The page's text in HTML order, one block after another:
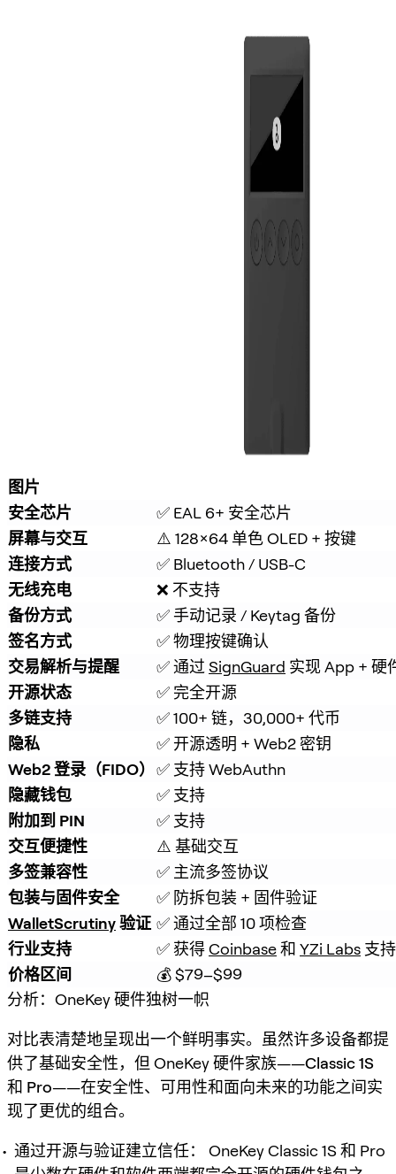
图片
安全芯片
✅ EAL 6+ 安全芯片
屏幕与交互
⚠️ 128×64 单色 OLED + 按键
连接方式
✅ Bluetooth / USB-C
无线充电
❌ 不支持
备份方式
✅ 手动记录 / Keytag 备份
签名方式
✅ 物理按键确认
交易解析与提醒
✅ 通过 SignGuard 实现 App + 硬
开源状态
✅ 完全开源
多链支持
✅ 100+ 链，30,000+ 代币
隐私
✅ 开源透明 + Web2 密钥
Web2 登录（FIDO） ✅ 支持 WebAuthn
隐藏钱包
✅ 支持
附加到 PIN
✅ 支持
交互便捷性
⚠️ 基础交互
多签兼容性
✅ 主流多签协议
包装与固件安全
✅ 防拆包装 + 固件验证
WalletScrutiny 验证 ✅ 通过全部 10 项检查
行业支持
✅ 获得 Coinbase 和 YZi Labs 支持
价格区间
💰 $79–$99
分析：OneKey 硬件独树一帜
对比表清楚地呈现出一个鲜明事实。虽然许多设备都提
供了基础安全性，但 OneKey 硬件家族——Classic 1S
和 Pro——在安全性、可用性和面向未来的功能之间实
现了更优的组合。
通过开源与验证建立信任：
OneKey Classic 1S 和 Pro